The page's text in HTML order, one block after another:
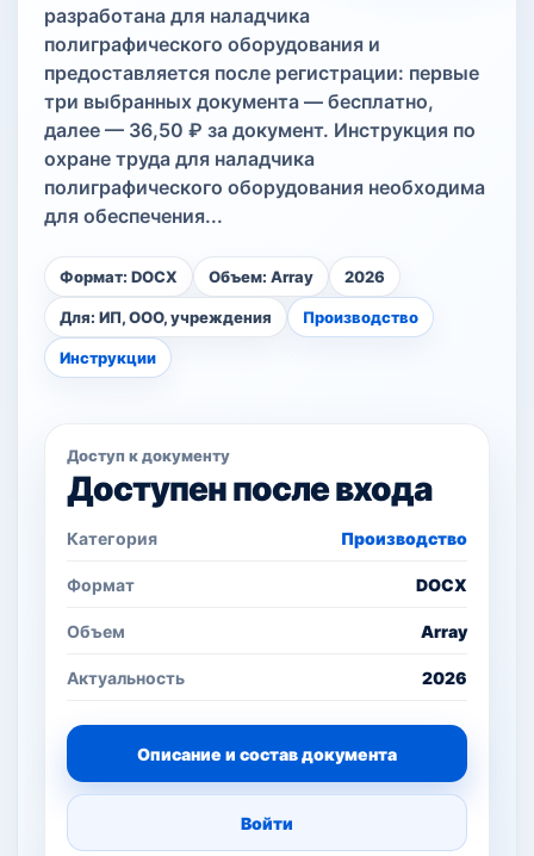
разработана для наладчика
полиграфического оборудования и
предоставляется после регистрации: первые
три выбранных документа — бесплатно,
далее — 36,50 ₽ за документ. Инструкция по
охране труда для наладчика
полиграфического оборудования необходима
для обеспечения...
Формат: DOCX Объем: Array 2026
Для: ИП, ООО, учреждения Производство
Инструкции
Доступ к документу
Доступен после входа
Категория Производство
Формат DOCX
Объем Array
Актуальность 2026
Описание и состав документа
Войти